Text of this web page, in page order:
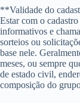
**Validade do
Estar com o
informativos e
sorteios ou
base nele.
meses, ou sempre
de estado civil,
composição do